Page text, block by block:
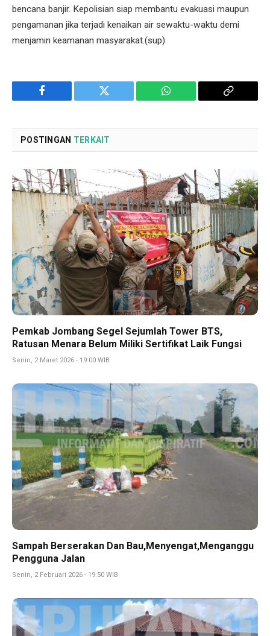
bencana banjir. Kepolisian siap membantu evakuasi maupun
pengamanan jika terjadi kenaikan air sewaktu-waktu demi
menjamin keamanan masyarakat.(sup)
Facebook Twitter WhatsApp
Copy
POSTINGAN TERKAIT
Pemkab Jombang Segel Sejumlah Tower BTS,
Ratusan Menara Belum Miliki Sertifikat Laik Fungsi
Senin, 2 Maret 2026 - 19:00 WIB
Sampah Berserakan Dan Bau,Menyengat,Menganggu
Pengguna Jalan
Senin, 2 Februari 2026 - 19:50 WIB